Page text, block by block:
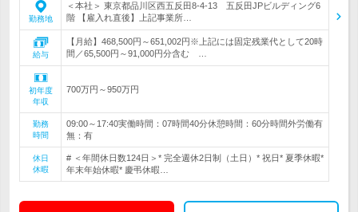
勤務地
＜本社＞ 東京都品川区西五反田8-4-13 五反田JPビルディング6
階 【雇入れ直後】上記事業所…
給与
【月給】468,500円～651,002円※上記には固定残業代として20時
間／65,500円～91,000円分含む …
初年度
年収
700万円～950万円
勤務
時間
09:00～17:40実働時間：07時間40分休憩時間：60分時間外労働有
無：有
休日
休暇
# ＜年間休日数124日＞* 完全週休2日制（土日）* 祝日* 夏季休暇*
年末年始休暇* 慶弔休暇…